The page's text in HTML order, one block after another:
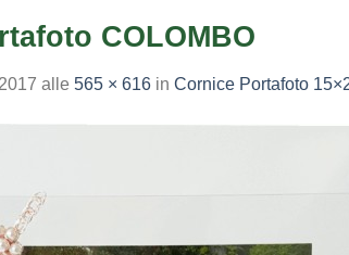
COLOMBO
alle 565 × 616 in Cornice Portafoto